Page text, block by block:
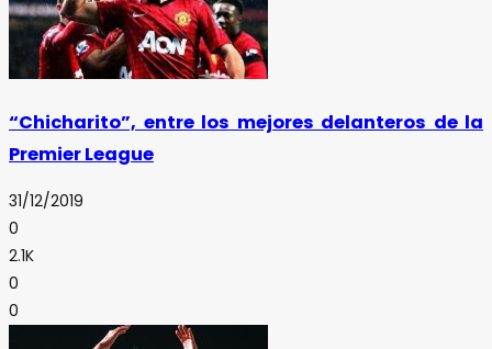
“Chicharito”, entre los mejores delanteros de la
Premier League
31/12/2019
0
2.1K
0
0